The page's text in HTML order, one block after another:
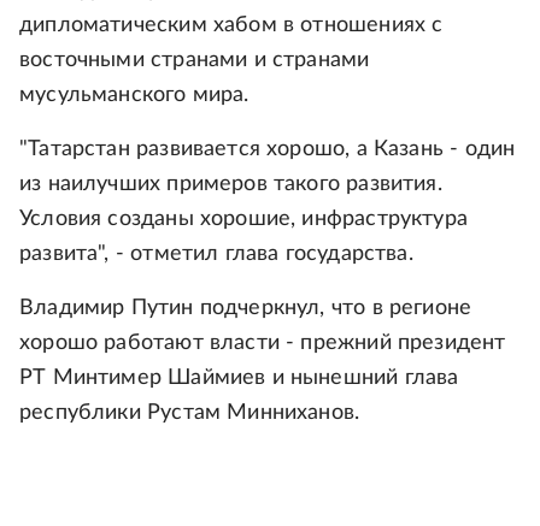
дипломатическим хабом в отношениях с
восточными странами и странами
мусульманского мира.
"Татарстан развивается хорошо, а Казань - один
из наилучших примеров такого развития.
Условия созданы хорошие, инфраструктура
развита", - отметил глава государства.
Владимир Путин подчеркнул, что в регионе
хорошо работают власти - прежний президент
РТ Минтимер Шаймиев и нынешний глава
республики Рустам Минниханов.